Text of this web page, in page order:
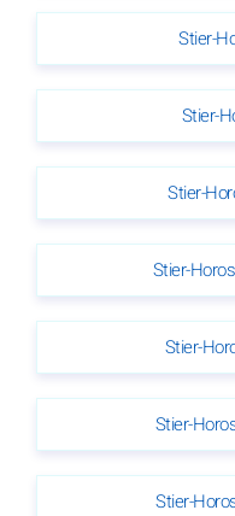
Stier-
Stier-
Stier-
Stier-
Stier-
Stier-
Stier-